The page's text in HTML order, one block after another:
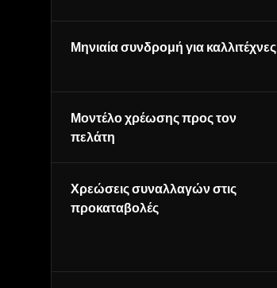
Μηνιαία συνδρομή για καλλιτέχνες
Μοντέλο χρέωσης προς τον
πελάτη
Χρεώσεις συναλλαγών στις
προκαταβολές